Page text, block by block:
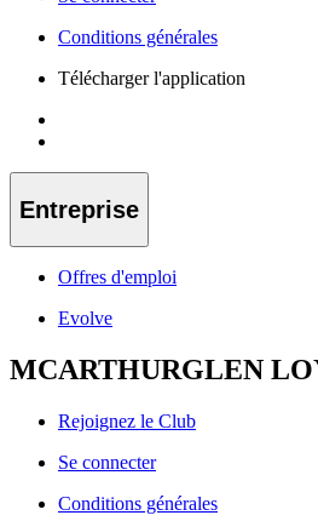
Conditions générales
Télécharger l'application
Entreprise
Offres d'emploi
Evolve
MCARTHURGLEN
Rejoignez le Club
Se connecter
Conditions générales